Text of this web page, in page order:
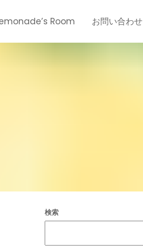
Room お問い合わせ
検索